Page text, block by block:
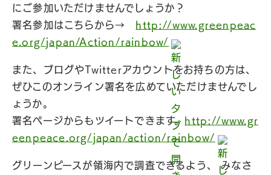
にご参加いただけませんでしょうか？
署名参加はこちらから→ http://www.greenpeac
e.org/japan/Action/rainbow/
また、ブログやTwitterアカウントをお持ちの方は、
ぜひこのオンライン署名を広めていただけませんでし
ょうか。
署名ページからもツイートできます。 http://www.gr
eenpeace.org/japan/action/rainbow/
グリーンピースが領海内で調査できるよう、 みなさ